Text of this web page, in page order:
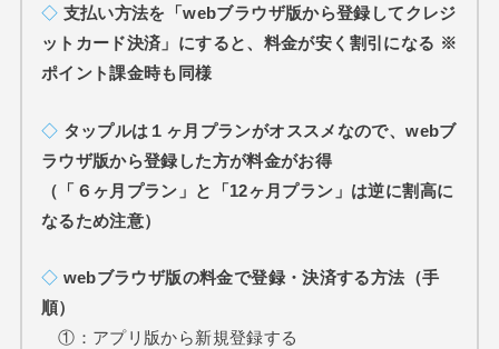
◇ 支払い方法を「webブラウザ版から登録してクレジ
ットカード決済」にすると、料金が安く割引になる ※
ポイント課金時も同様
◇ タップルは１ヶ月プランがオススメなので、webブ
ラウザ版から登録した方が料金がお得
（「６ヶ月プラン」と「12ヶ月プラン」は逆に割高に
なるため注意）
◇ webブラウザ版の料金で登録・決済する方法（手
順）
①：アプリ版から新規登録する